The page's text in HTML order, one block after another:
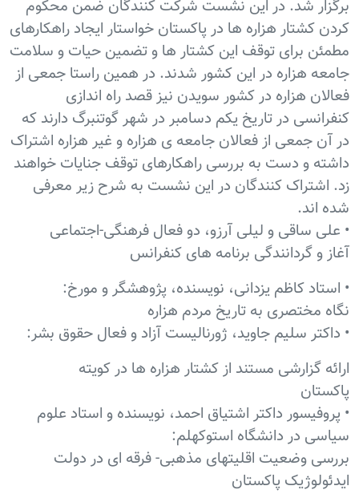
برگزار شد. در این نشست شرکت کنندگان ضمن محکوم
کردن کشتار هزاره ها در پاکستان خواستار ایجاد راهکارهای
مطمئن برای توقف این کشتار ها و تضمین حیات و سلامت
جامعه هزاره در این کشور شدند. در همین راستا جمعی از
فعالان هزاره در کشور سویدن نیز قصد راه اندازی
کنفرانسی در تاریخ یکم دسامبر در شهر گوتنبرگ دارند که
در آن جمعی از فعالان جامعه ی هزاره و غیر هزاره اشتراک
داشته و دست به بررسی راهکارهای توقف جنایات خواهند
زد. اشتراک کنندگان در این نشست به شرح زیر معرفی
شده اند.
• علی ساقی و لیلی آرزو، دو فعال فرهنگی-اجتماعی
آغاز و گردانندگی برنامه های کنفرانس
• استاد کاظم یزدانی، نویسنده، پژوهشگر و مورخ:
نگاه مختصری به تاریخ مردم هزاره
• داکتر سلیم جاوید، ژورنالیست آزاد و فعال حقوق بشر:
ارائه گزارشی مستند از کشتار هزاره ها در کویته
پاکستان
• پروفیسور داکتر اشتیاق احمد، نویسنده و استاد علوم
سیاسی در دانشگاه استوکهلم:
بررسی وضعیت اقلیتهای مذهبی- فرقه ای در دولت
ایدئولوژیک پاکستان